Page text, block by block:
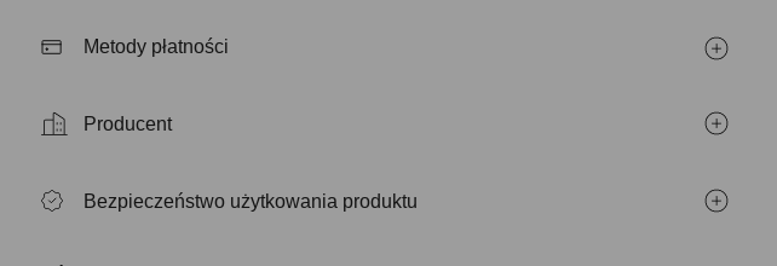
Metody płatności
Producent
Bezpieczeństwo użytkowania produktu